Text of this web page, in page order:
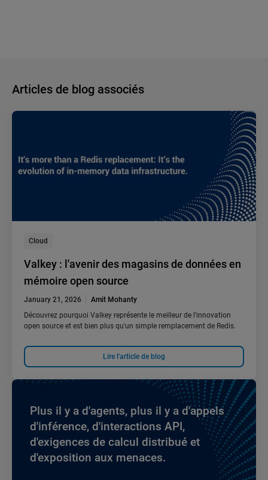
Articles de blog associés
Cloud
Valkey : l'avenir des magasins de données en
mémoire open source
January 21, 2026
Amit Mohanty
Découvrez pourquoi Valkey représente le meilleur de l'innovation
open source et est bien plus qu'un simple remplacement de Redis.
Lire l'article de blog
Plus il y a d'agents, plus il y a d'appels
d'inférence, d'interactions API,
d'exigences de calcul distribué et
d'exposition aux menaces.